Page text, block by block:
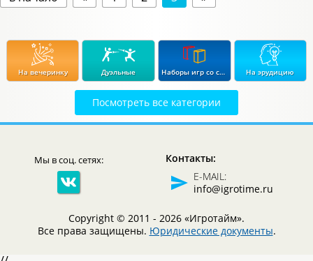
Дуэльные Наборы игр со скидкой до 15% На эрудицию
Стратегические
На вечеринку
В дорогу
Логические Детективные В подарок
Посмотреть все категории
Мы в соц. сетях:
Контакты:
E-MAIL:
info@igrotime.ru
Copyright © 2011 - 2026 «Игротайм».
Все права защищены. Юридические документы.